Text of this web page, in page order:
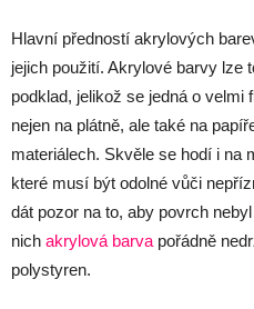
Hlavní předností akrylových
jejich použití. Akrylové barvy lze
podklad, jelikož se jedná o velmi
nejen na plátně, ale také na
materiálech. Skvěle se hodí i na
které musí být odolné vůči
dát pozor na to, aby povrch
nich akrylová barva pořádně
polystyren.